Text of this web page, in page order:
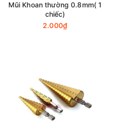
Mũi Khoan thường 0.8mm( 1
chiếc)
2.000₫